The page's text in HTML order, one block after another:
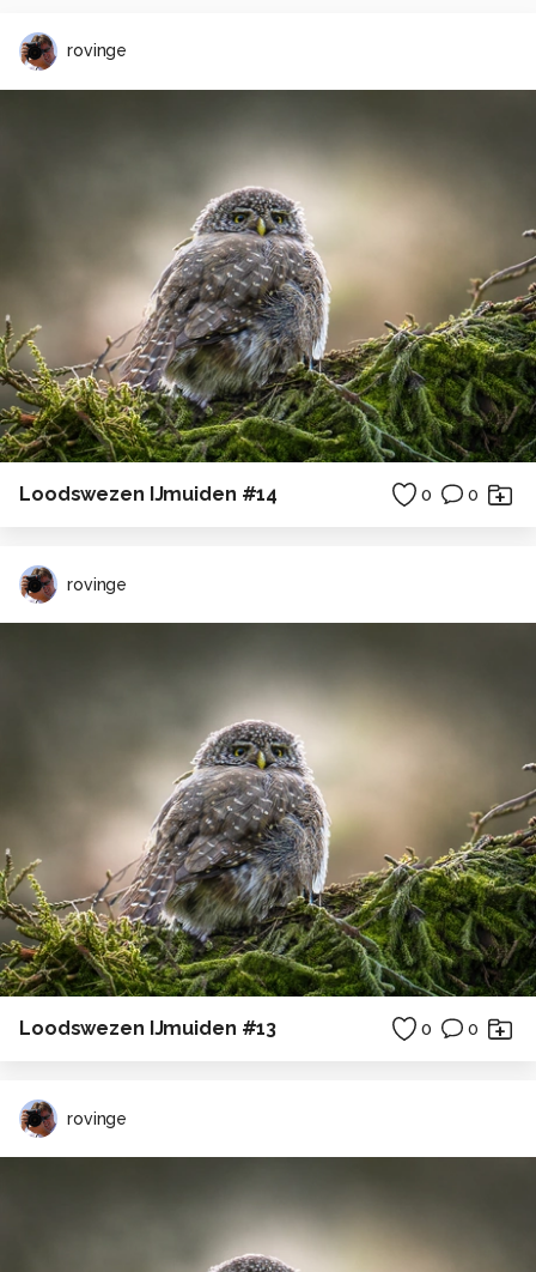
rovinge
Loodswezen IJmuiden #14 0 0
rovinge
Loodswezen IJmuiden #13 0 0
rovinge